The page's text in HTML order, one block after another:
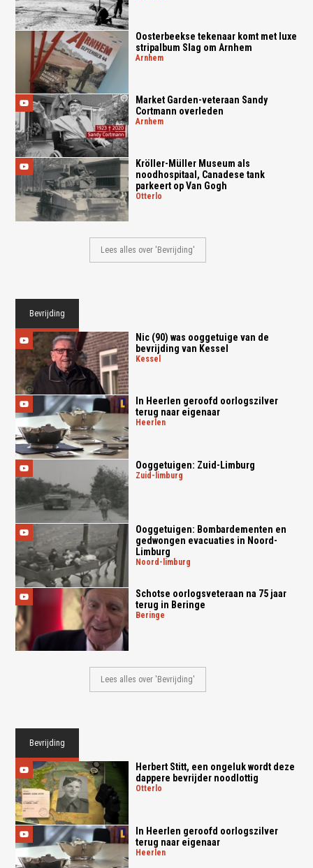
Oosterbeekse tekenaar komt met luxe
stripalbum Slag om Arnhem
arnhem
Market Garden-veteraan Sandy
Cortmann overleden
arnhem
Kröller-Müller Museum als
noodhospitaal, Canadese tank
parkeert op Van Gogh
otterlo
Lees alles over 'Bevrijding'
Bevrijding
Nic (90) was ooggetuige van de
bevrijding van Kessel
kessel
In Heerlen geroofd oorlogszilver
terug naar eigenaar
heerlen
Ooggetuigen: Zuid-Limburg
zuid-limburg
Ooggetuigen: Bombardementen en
gedwongen evacuaties in Noord-
Limburg
noord-limburg
Schotse oorlogsveteraan na 75 jaar
terug in Beringe
beringe
Lees alles over 'Bevrijding'
Bevrijding
Herbert Stitt, een ongeluk wordt deze
dappere bevrijder noodlottig
otterlo
In Heerlen geroofd oorlogszilver
terug naar eigenaar
heerlen